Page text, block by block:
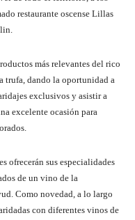
restaurante oscense Lillas
más relevantes del rico
trufa, dando la oportunidad a
exclusivos y asistir a
excelente ocasión para
ofrecerán sus especialidades
de un vino de la
Como novedad, a lo largo
con diferentes vinos de